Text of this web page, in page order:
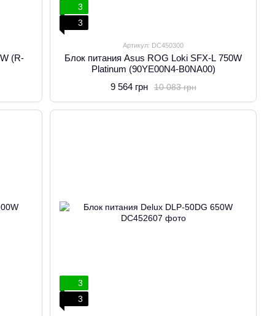
(R-
3
3
Артикул: DC450300
Блок питания Asus ROG Loki SFX-L 750W
Platinum (90YE00N4-B0NA00)
10 083 грн
9 564 грн
3
3